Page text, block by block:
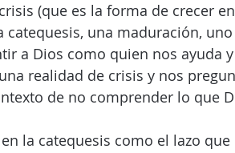
(que es la forma de crecer
una maduración,
a Dios como quien nos ayuda
realidad de crisis y nos
de no comprender lo que
la catequesis como el lazo que